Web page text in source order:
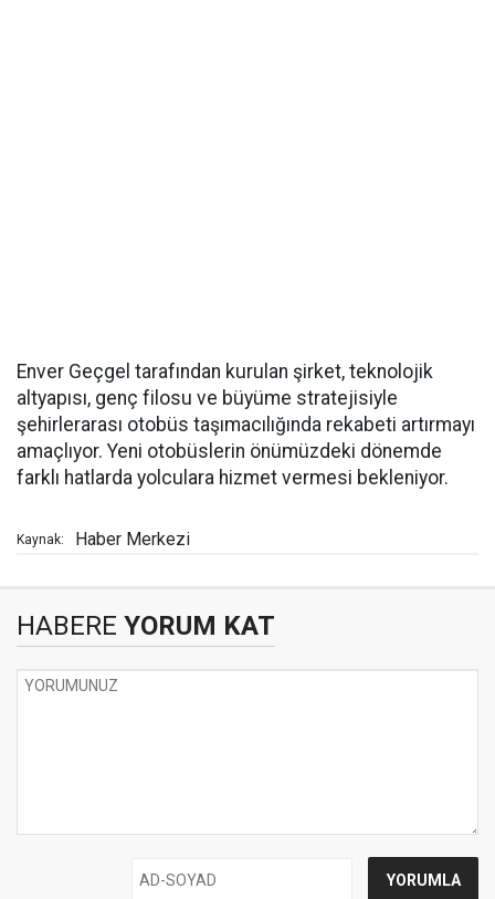
Enver Geçgel tarafından kurulan şirket, teknolojik
altyapısı, genç filosu ve büyüme stratejisiyle
şehirlerarası otobüs taşımacılığında rekabeti artırmayı
amaçlıyor. Yeni otobüslerin önümüzdeki dönemde
farklı hatlarda yolculara hizmet vermesi bekleniyor.
Kaynak: Haber Merkezi
HABERE YORUM KAT